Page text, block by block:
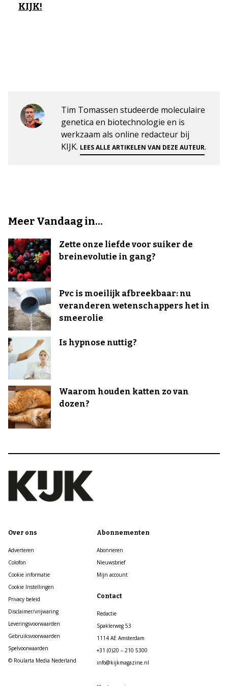
KIJK!
Tim Tomassen studeerde moleculaire
genetica en biotechnologie en is
werkzaam als online redacteur bij
KIJK. LEES ALLE ARTIKELEN VAN DEZE AUTEUR.
Meer Vandaag in...
Zette onze liefde voor suiker de
breinevolutie in gang?
Pvc is moeilijk afbreekbaar: nu
veranderen wetenschappers het in
smeerolie
Is hypnose nuttig?
Waarom houden katten zo van
dozen?
Over ons
Adverteren
Colofon
Cookie informatie
Cookie Instellingen
Privacy beleid
Disclaimer/vrijwaring
Leveringsvoorwaarden
Gebruiksvoorwaarden
Spelvoorwaarden
© Roularta Media Nederland
Abonnementen
Abonneren
Nieuwsbrief
Mijn account
Contact
Redactie
Spaklerweg 53
1114 AE Amsterdam
+31 (0)20 – 210 5300
info@kijkmagazine.nl